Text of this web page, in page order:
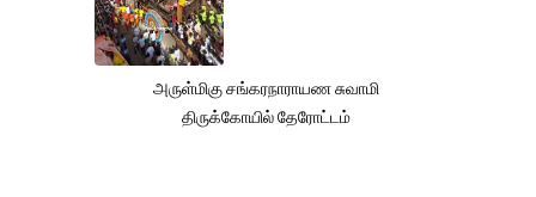
அருள்மிகு சங்கரநாராயண சுவாமி
திருக்கோயில் தேரோட்டம்